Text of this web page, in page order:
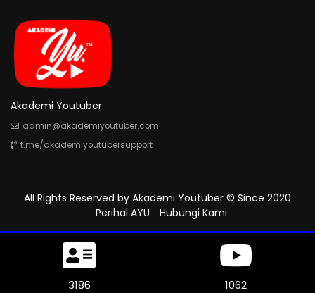
Akademi Youtuber
admin@akademiyoutuber.com
t.me/akademiyoutubersupport
All Rights Reserved by Akademi Youtuber © Since 2020
Perihal AYU
Hubungi Kami
3558 1186